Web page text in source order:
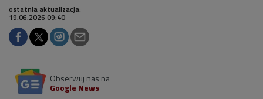
ostatnia aktualizacja:
19.06.2026 09:40
Obserwuj nas na
Google News